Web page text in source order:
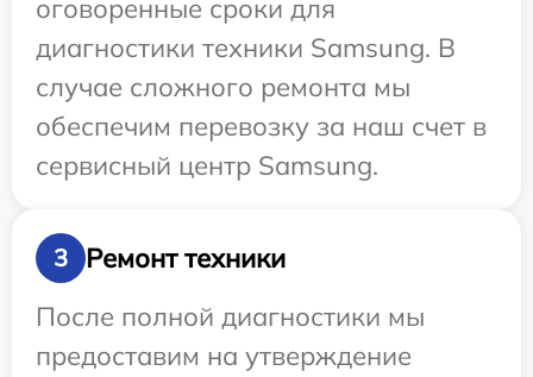
оговоренные сроки для
диагностики техники Samsung. В
случае сложного ремонта мы
обеспечим перевозку за наш счет в
сервисный центр Samsung.
3
Ремонт техники
После полной диагностики мы
предоставим на утверждение